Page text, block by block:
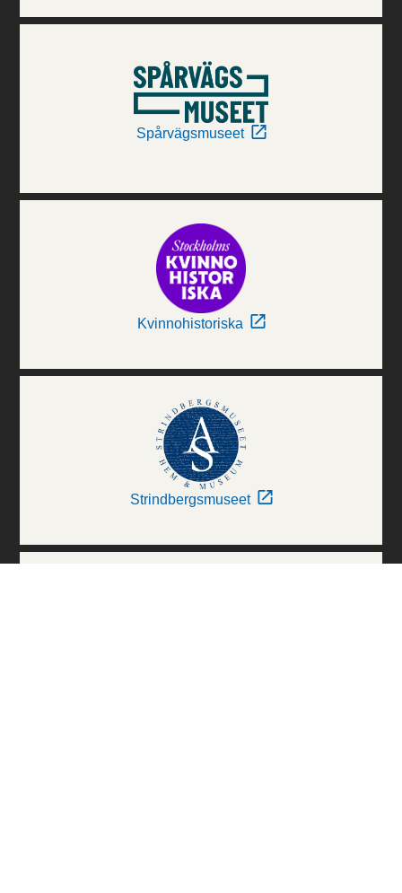
Spårvägsmuseet
Kvinnohistoriska
Strindbergsmuseet